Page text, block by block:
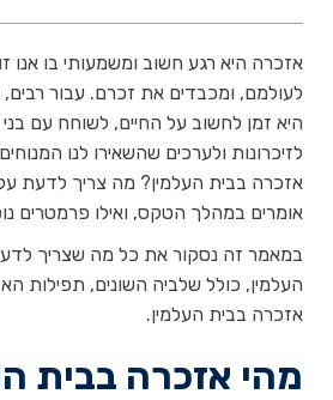
אזכרה היא רגע חשוב ומשמעותי בו אנו
לעולמם, ומכבדים את זכרם. עבור
היא זמן לחשוב על החיים, לשוחח עם
לזיכרונות ולערכים שהשאירו לנו
אזכרה בבית העלמין? מה צריך לדעת
אומרים במהלך הטקס, ואילו פרמטרים
במאמר זה נסקור את כל מה שצריך
העלמין, כולל שלביה השונים, תפילות
אזכרה בבית העלמין.
מהי אזכרה בבית